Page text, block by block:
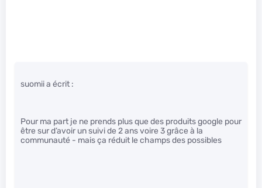
suomii a écrit :
Pour ma part je ne prends plus que des produits google pour
être sur d’avoir un suivi de 2 ans voire 3 grâce à la
communauté - mais ça réduit le champs des possibles